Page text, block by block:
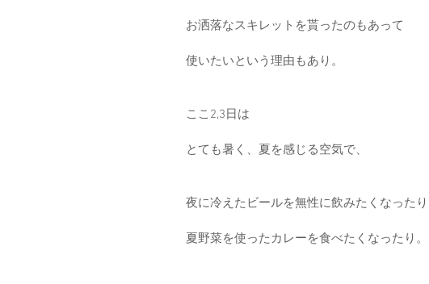
お洒落なスキレットを貰ったのもあって
使いたいという理由もあり。
ここ2,3日は
とても暑く、夏を感じる空気で、
夜に冷えたビールを無性に飲みたくなったり
夏野菜を使ったカレーを食べたくなったり。